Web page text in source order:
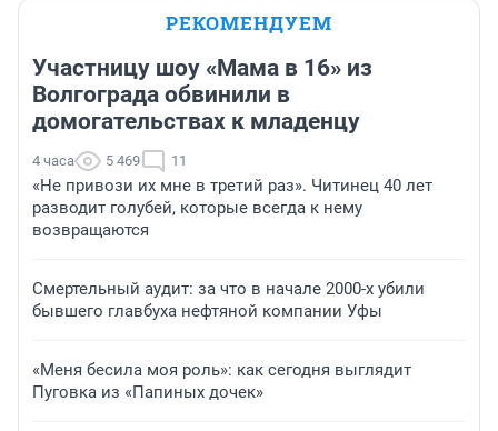
РЕКОМЕНДУЕМ
Участницу шоу «Мама в 16» из
Волгограда обвинили в
домогательствах к младенцу
4 часа 5 469 11
«Не привози их мне в третий раз». Читинец 40 лет
разводит голубей, которые всегда к нему
возвращаются
Смертельный аудит: за что в начале 2000-х убили
бывшего главбуха нефтяной компании Уфы
«Меня бесила моя роль»: как сегодня выглядит
Пуговка из «Папиных дочек»